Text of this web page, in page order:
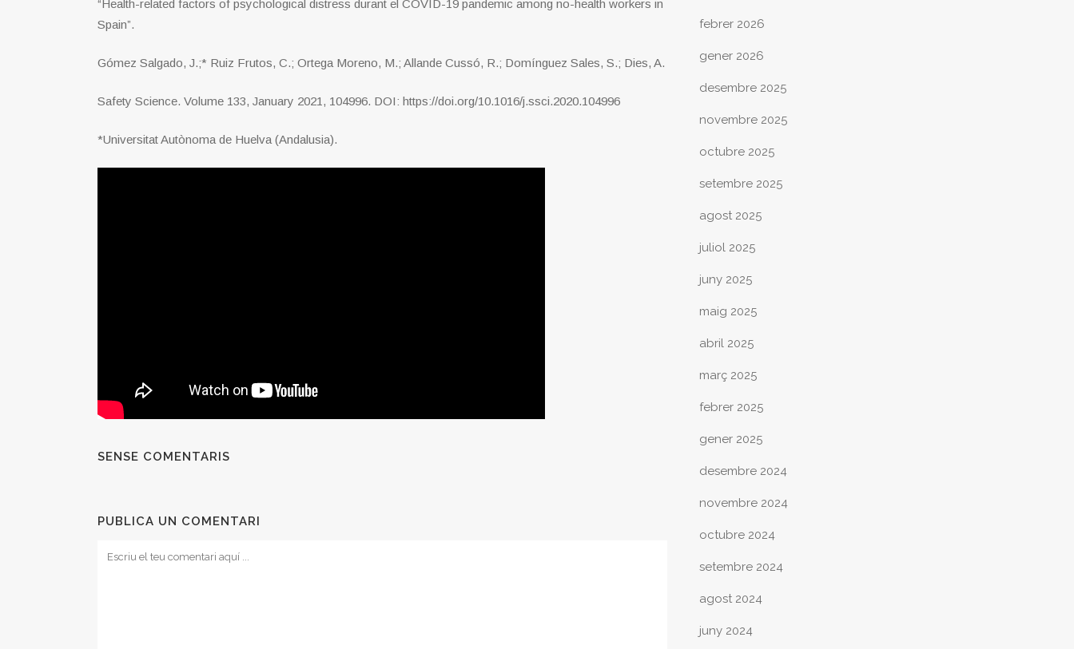
“Health-related factors of psychological distress durant el COVID-19 pandemic among no-health workers in
Spain”.
Gómez Salgado, J.;* Ruiz Frutos, C.; Ortega Moreno, M.; Allande Cussó, R.; Domínguez Sales, S.; Dies, A.
Safety Science. Volume 133, January 2021, 104996. DOI: https://doi.org/10.1016/j.ssci.2020.104996
*Universitat Autònoma de Huelva (Andalusia).
SENSE COMENTARIS
PUBLICA UN COMENTARI
febrer 2026
gener 2026
desembre 2025
novembre 2025
octubre 2025
setembre 2025
agost 2025
juliol 2025
juny 2025
maig 2025
abril 2025
març 2025
febrer 2025
gener 2025
desembre 2024
novembre 2024
octubre 2024
setembre 2024
agost 2024
juny 2024